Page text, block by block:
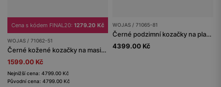
Cena s kódem FINAL20: 1279.20 Kč
WOJAS / 71062-51
Černé kožené kozačky na masivní podrážce
1599.00 Kč
Nejnižší cena: 4799.00 Kč
Původní cena: 4799.00 Kč
WOJAS / 71065-81
Černé podzimní kozačky na platformě
4399.00 Kč